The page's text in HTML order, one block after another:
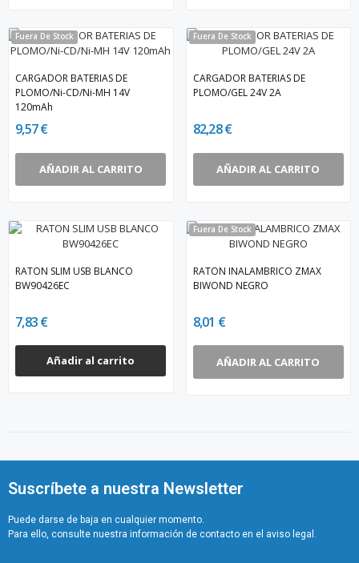
Fuera De Stock
CARGADOR BATERIAS DE
PLOMO/Ni-CD/Ni-MH 14V
120mAh
9,57 €
AÑADIR AL CARRITO
Fuera De Stock
CARGADOR BATERIAS DE
PLOMO/GEL 24V 2A
82,28 €
AÑADIR AL CARRITO
RATON SLIM USB BLANCO
BW90426EC
7,83 €
Añadir al carrito
Fuera De Stock
RATON INALAMBRICO ZMAX
BIWOND NEGRO
8,01 €
AÑADIR AL CARRITO
Suscríbete a nuestra Newsletter
Puede darse de baja en cualquier momento.
Para ello, consulte nuestra información de contacto en el aviso legal.